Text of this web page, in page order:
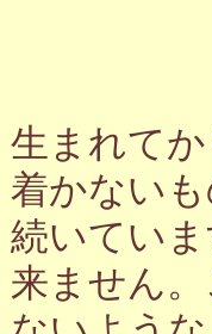
生まれて
着かない
続いてい
来ません